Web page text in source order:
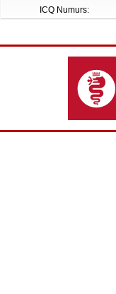
ICQ Numurs: